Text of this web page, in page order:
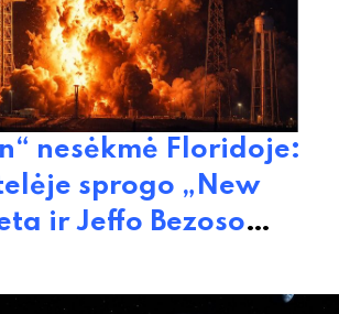
nesėkmė Floridoje:
sprogo „New
ir Jeffo Bezoso